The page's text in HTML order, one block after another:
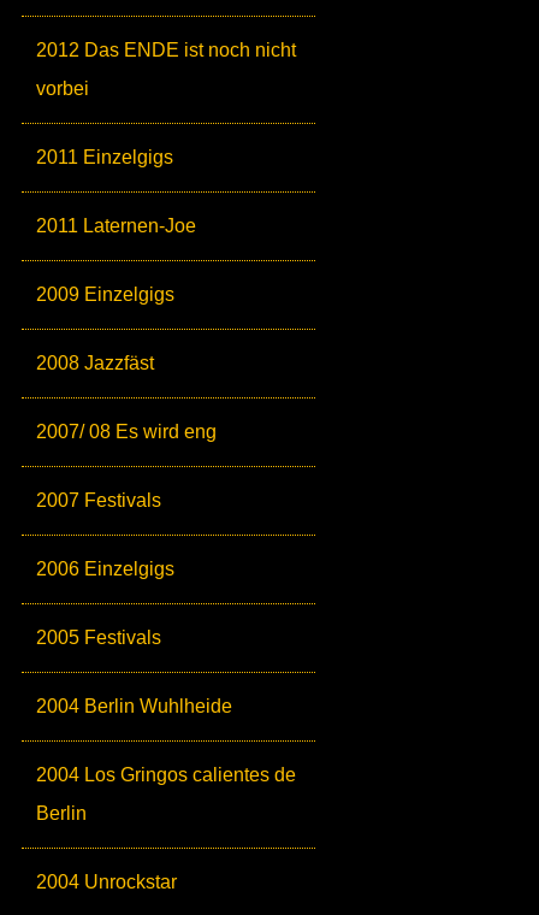
2012 Das ENDE ist noch nicht
vorbei
2011 Einzelgigs
2011 Laternen-Joe
2009 Einzelgigs
2008 Jazzfäst
2007/ 08 Es wird eng
2007 Festivals
2006 Einzelgigs
2005 Festivals
2004 Berlin Wuhlheide
2004 Los Gringos calientes de
Berlin
2004 Unrockstar